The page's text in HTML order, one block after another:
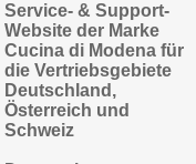
Service- & Support-
Website der Marke
Cucina di Modena für
die Vertriebsgebiete
Deutschland,
Österreich und
Schweiz